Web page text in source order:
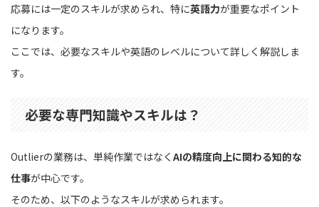
応募には一定のスキルが求められ、特に英語力が重要なポイント
になります。
ここでは、必要なスキルや英語のレベルについて詳しく解説しま
す。
必要な専門知識やスキルは？
Outlierの業務は、単純作業ではなく AIの精度向上に関わる知的な
仕事が中心です。
そのため、以下のようなスキルが求められます。